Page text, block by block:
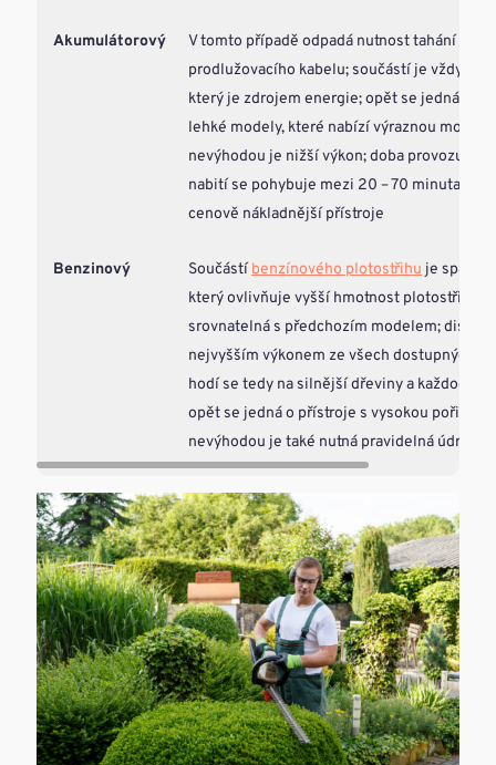
Akumulátorový
V tomto případě odpadá nutnost tahání
prodlužovacího kabelu; součástí je vždy
který je zdrojem energie; opět se jedná o
lehké modely, které nabízí výraznou
nevýhodou je nižší výkon; doba provozu na
nabití se pohybuje mezi 20 – 70 minutami;
cenově nákladnější přístroje
Benzinový Součástí benzínového plotostřihu je
který ovlivňuje vyšší hmotnost plotostřihu;
srovnatelná s předchozím modelem;
nejvyšším výkonem ze všech dostupných
hodí se tedy na silnější dřeviny a
opět se jedná o přístroje s vysokou
nevýhodou je také nutná pravidelná údržba